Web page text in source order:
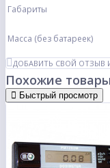
Габариты
Масса (без батареек)
ДОБАВИТЬ СВОЙ ОТЗЫВ
Похожие товары
Быстрый просмотр